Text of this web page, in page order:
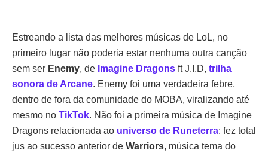
Estreando a lista das melhores músicas de LoL, no
primeiro lugar não poderia estar nenhuma outra canção
sem ser Enemy, de Imagine Dragons ft J.I.D, trilha
sonora de Arcane. Enemy foi uma verdadeira febre,
dentro de fora da comunidade do MOBA, viralizando até
mesmo no TikTok. Não foi a primeira música de Imagine
Dragons relacionada ao universo de Runeterra: fez total
jus ao sucesso anterior de Warriors, música tema do